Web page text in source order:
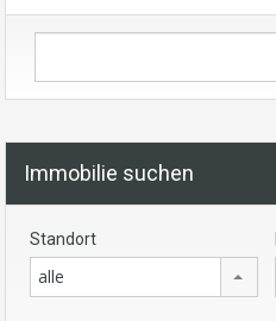
Immobilie suchen
Standort
alle